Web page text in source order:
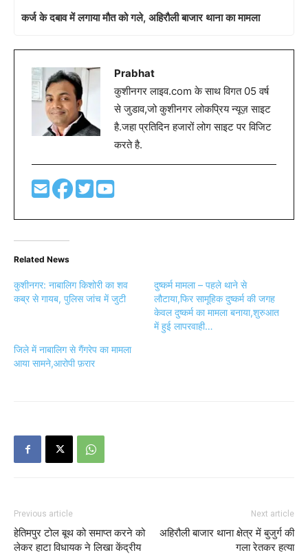
कर्ज के दबाव में लगाया मौत को गले, अहिरौली बाजार थाना का मामला
Prabhat
कुशीनगर लाइव.com के साथ विगत 05 वर्ष
से जुडाव,जो कुशीनगर लोकप्रिय न्यूज़ साइट
है.जहा प्रतिदिन हजारों लोग साइट पर विजिट
करते है.
Related News
कुशीनगर: नाबालिग किशोरी का शव
कब्र से गायब, पुलिस जांच में जुटी
दुष्कर्म मामला – पहले थाने से
लौटाया,फिर सामूहिक दुष्कर्म की जगह
केवल दुष्कर्म का मामला बनाया,शुरुआत
में हुई लापरवाही…
जिले में नाबालिग से गैंगरेप का मामला
आया सामने,आरोपी फ़रार
Previous article
हेतिमपुर टोल बूथ को समाप्त करने को
लेकर हाटा विधायक ने लिखा केंद्रीय
Next article
अहिरौली बाजार थाना क्षेत्र में बुजुर्ग की
गला रेतकर हत्या